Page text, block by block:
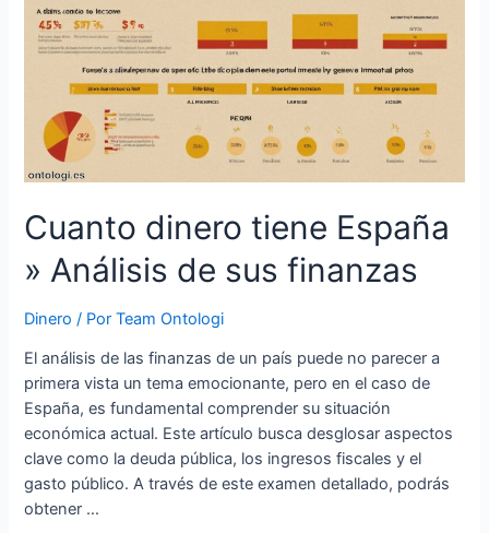
Cuanto dinero tiene España
» Análisis de sus finanzas
Dinero / PorTeam Ontologi
El análisis de las finanzas de un país puede no parecer a
primera vista un tema emocionante, pero en el caso de
España, es fundamental comprender su situación
económica actual. Este artículo busca desglosar aspectos
clave como la deuda pública, los ingresos fiscales y el
gasto público. A través de este examen detallado, podrás
obtener …